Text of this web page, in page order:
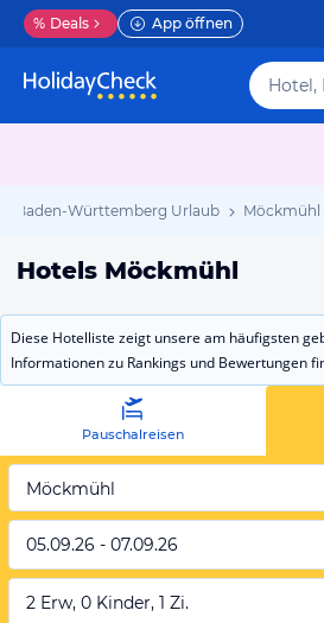
% Deals App öffnen
Baden-Württemberg Urlaub Möckmühl
Hotels Möckmühl
Diese Hotelliste zeigt unsere am häufigsten
Informationen zu Rankings und Bewertungen
Pauschalreisen
Möckmühl
05.09.26 - 07.09.26
2 Erw, 0 Kinder, 1 Zi.